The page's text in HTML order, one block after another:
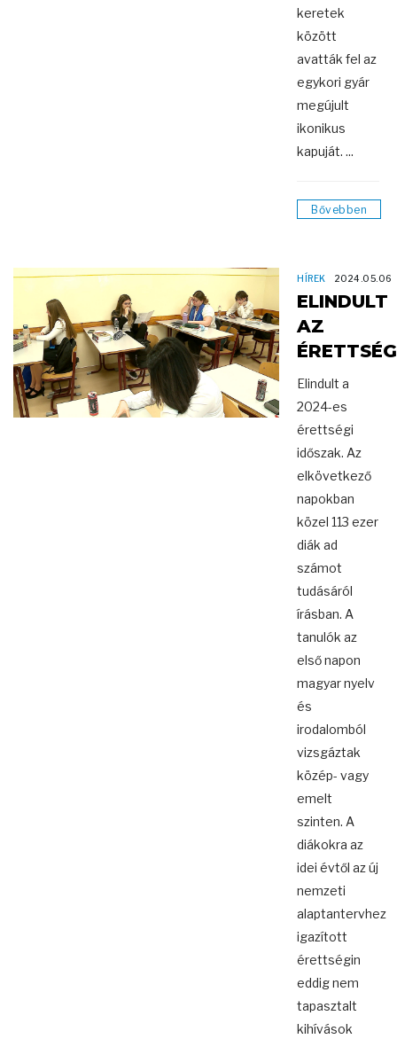
keretek
között
avatták fel az
egykori gyár
megújult
ikonikus
kapuját. ...
Bővebben
HÍREK 2024.05.06
ELINDULT
AZ
Elindult a
2024-es
érettségi
időszak. Az
elkövetkező
napokban
közel 113 ezer
diák ad
számot
tudásáról
írásban. A
tanulók az
első napon
magyar nyelv
és
irodalomból
vizsgáztak
közép- vagy
emelt
szinten. A
diákokra az
idei évtől az új
nemzeti
alaptantervhez
igazított
érettségin
eddig nem
tapasztalt
kihívások